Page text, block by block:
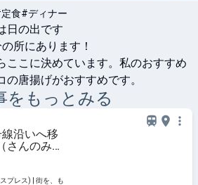
食#ディナー
日の出です
所にあります！
ここに決めています。私のおすすめ
唐揚げがおすすめです。
をもっとみる
沿いへ移
さんのみ
プレス) | 街を、もっ